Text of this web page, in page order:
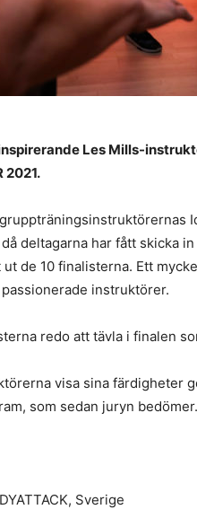
Les Mills-
2021.
deltagarna har fått skicka
de 10 finalisterna. Ett
instruktörer.
redo att tävla i finalen
visa sina färdigheter
som sedan juryn bedömer.
Sverige